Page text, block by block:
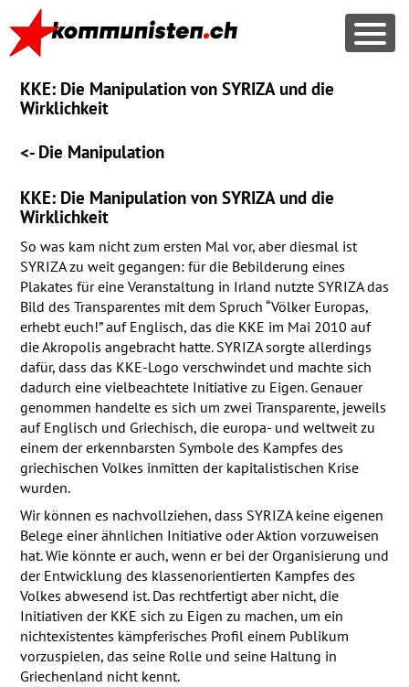
KKE: Die Manipulation von SYRIZA und die
Wirklichkeit
<- Die Manipulation
KKE: Die Manipulation von SYRIZAund die
Wirklichkeit
So was kam nicht zum ersten Mal vor, aber diesmal ist
SYRIZAzu weit gegangen: für die Bebilderung eines
Plakates für eine Veranstaltung in Irland nutzte SYRIZAdas
Bild des Transparentes mit dem Spruch “Völker Europas,
erhebt euch!” auf Englisch, das die KKE im Mai 2010 auf
die Akropolis angebracht hatte. SYRIZAsorgte allerdings
dafür, dass das KKE-Logo verschwindet und machte sich
dadurch eine vielbeachtete Initiative zu Eigen. Genauer
genommen handelte es sich um zwei Transparente, jeweils
auf Englisch und Griechisch, die europa- und weltweit zu
einem der erkennbarsten Symbole des Kampfes des
griechischen Volkes inmitten der kapitalistischen Krise
wurden.
Wir können es nachvollziehen, dass SYRIZAkeine eigenen
Belege einer ähnlichen Initiative oder Aktion vorzuweisen
hat. Wie könnte er auch, wenn er bei der Organisierung und
der Entwicklung des klassenorientierten Kampfes des
Volkes abwesend ist. Das rechtfertigt aber nicht, die
Initiativen der KKE sich zu Eigen zu machen, um ein
nichtexistentes kämpferisches Profil einem Publikum
vorzuspielen, das seine Rolle und seine Haltung in
Griechenland nicht kennt.